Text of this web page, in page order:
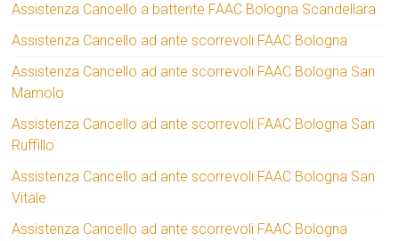
Assistenza Cancello a battente FAAC Bologna Scandellara
Assistenza Cancello ad ante scorrevoli FAAC Bologna
Assistenza Cancello ad ante scorrevoli FAAC Bologna San
Mamolo
Assistenza Cancello ad ante scorrevoli FAAC Bologna San
Ruffillo
Assistenza Cancello ad ante scorrevoli FAAC Bologna San
Vitale
Assistenza Cancello ad ante scorrevoli FAAC Bologna